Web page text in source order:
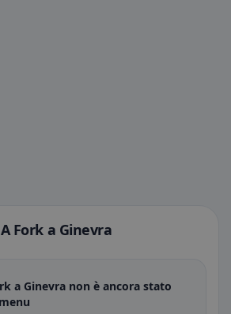
Fork a Ginevra
a Ginevra non è ancora stato